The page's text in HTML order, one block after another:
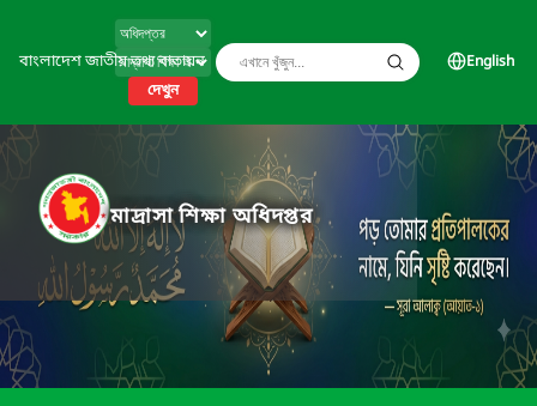
বাংলাদেশ জাতীয় তথ্য বাতায়ন
দেখুন
English
মাদ্রাসা শিক্ষা অধিদপ্তর